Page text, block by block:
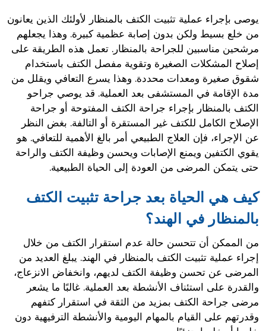
يوصى بإجراء عملية تثبيت الكتف بالمنظار لأولئك الذين يعانون
من خلع بسيط ولكن بدون إصابة عظمية كبيرة. وهذا يجعلهم
مرشحين مناسبين للجراحة بالمنظار. تعمل هذه الطريقة على
إصلاح المشكلات الصغيرة وتقوية مفصل الكتف باستخدام
شقوق صغيرة ومعدات محددة. وهذا يسرع التعافي ويقلل من
مدة الإقامة في المستشفى بعد العملية. قد يوصي جراحو
الكتف بالمنظار بإجراء جراحة الكتف المفتوحة أو جراحة
الإصلاح الكامل للكتف غير المستقرة أو التالفة. بغض النظر
عن الإجراء، فإن العلاج الطبيعي أمر بالغ الأهمية للتعافي. هو
يقوي الكتفين ويمنع الإصابات ويحسن وظيفة الكتف والراحة
حتى يتمكن المرضى من العودة إلى الحياة الطبيعية.
كيف هي الحياة بعد جراحة تثبيت الكتف
بالمنظار في الهند؟
من الممكن أن تتحسن حالة عدم استقرار الكتف من خلال
إجراء عملية تثبيت الكتف بالمنظار في الهند. يبلغ العديد من
المرضى عن تحسن وظيفة الكتف لديهم، وانخفاض الانزعاج،
والقدرة على استئناف الأنشطة بعد العملية. غالبًا ما يشعر
مرضى جراحة الكتف بمزيد من الثقة في استقرار كتفهم
وقدرتهم على القيام بالمهام اليومية والأنشطة الترفيهية دون